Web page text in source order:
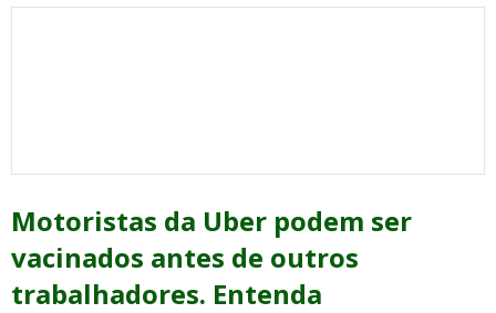
Motoristas da Uber podem ser
vacinados antes de outros
trabalhadores. Entenda